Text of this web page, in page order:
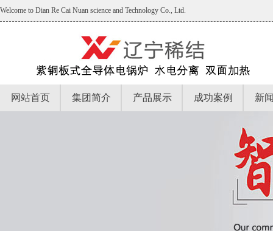
Welcome to Dian Re Cai Nuan science and Technology Co., Ltd.
网站首页 集团简介 产品展示 成功案例 新